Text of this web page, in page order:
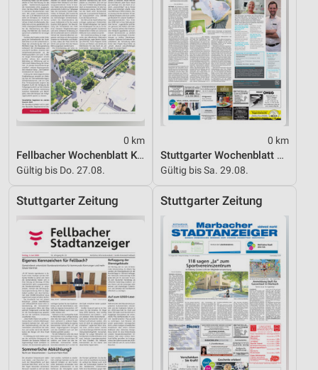
0 km
Fellbacher Wochenblatt KW 22
Gültig bis Do. 27.08.
0 km
Stuttgarter Wochenblatt KW 22_2026
Gültig bis Sa. 29.08.
Stuttgarter Zeitung Stuttgarter Zeitung
Notwendig
Performance
Funktional
Werbung